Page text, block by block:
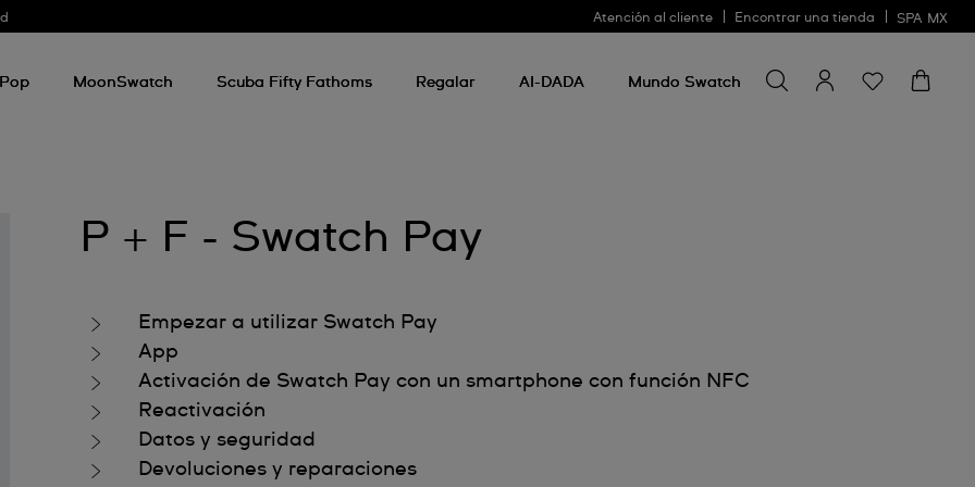
Atención al cliente Encontrar una tienda SPA MX
MoonSwatch Scuba Fifty Fathoms Regalar AI-DADA Mundo Swatch
algo
P + F - Swatch Pay
Empezar a utilizar Swatch Pay
App
Activación de Swatch Pay con un smartphone con función NFC
Reactivación
Datos y seguridad
Devoluciones y reparaciones